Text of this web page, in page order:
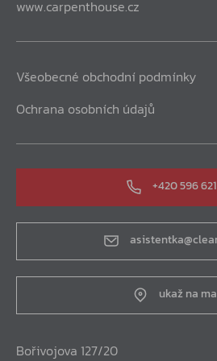
www.carpenthouse.cz
Všeobecné obchodní podmínky
Ochrana osobních údajů
+420 596
ukaž na
Bořivojova 127/20